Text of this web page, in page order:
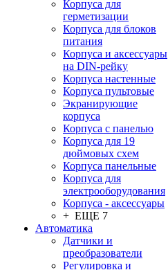
Корпуса для
герметизации
Корпуса для блоков
питания
Корпуса и аксессуары
на DIN-рейку
Корпуса настенные
Корпуса пультовые
Экранирующие
корпуса
Корпуса с панелью
Корпуса для 19
дюймовых схем
Корпуса панельные
Корпуса для
электрооборудования
Корпуса - аксессуары
+ ЕЩЕ 7
Автоматика
Датчики и
преобразователи
Регулировка и